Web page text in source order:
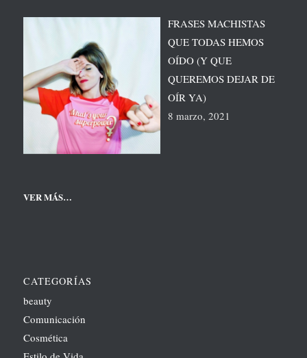
FRASES MACHISTAS
QUE TODAS HEMOS
OÍDO (Y QUE
QUEREMOS DEJAR DE
OÍR YA)
8 marzo, 2021
VER MÁS…
CATEGORÍAS
beauty
Comunicación
Cosmética